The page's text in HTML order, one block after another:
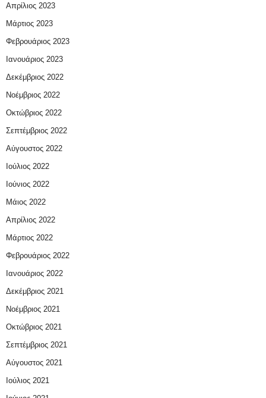
Απρίλιος 2023
Μάρτιος 2023
Φεβρουάριος 2023
Ιανουάριος 2023
Δεκέμβριος 2022
Νοέμβριος 2022
Οκτώβριος 2022
Σεπτέμβριος 2022
Αύγουστος 2022
Ιούλιος 2022
Ιούνιος 2022
Μάιος 2022
Απρίλιος 2022
Μάρτιος 2022
Φεβρουάριος 2022
Ιανουάριος 2022
Δεκέμβριος 2021
Νοέμβριος 2021
Οκτώβριος 2021
Σεπτέμβριος 2021
Αύγουστος 2021
Ιούλιος 2021